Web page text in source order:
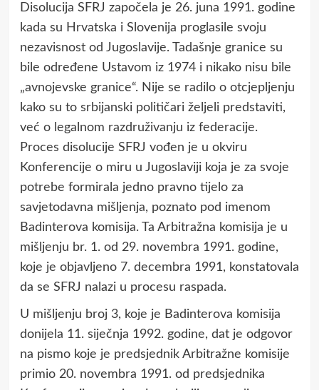
Disolucija SFRJ započela je 26. juna 1991. godine
kada su Hrvatska i Slovenija proglasile svoju
nezavisnost od Jugoslavije. Tadašnje granice su
bile određene Ustavom iz 1974 i nikako nisu bile
„avnojevske granice“. Nije se radilo o otcjepljenju
kako su to srbijanski političari željeli predstaviti,
već o legalnom razdruživanju iz federacije.
Proces disolucije SFRJ vođen je u okviru
Konferencije o miru u Jugoslaviji koja je za svoje
potrebe formirala jedno pravno tijelo za
savjetodavna mišljenja, poznato pod imenom
Badinterova komisija. Ta Arbitražna komisija je u
mišljenju br. 1. od 29. novembra 1991. godine,
koje je objavljeno 7. decembra 1991, konstatovala
da se SFRJ nalazi u procesu raspada.
U mišljenju broj 3, koje je Badinterova komisija
donijela 11. siječnja 1992. godine, dat je odgovor
na pismo koje je predsjednik Arbitražne komisije
primio 20. novembra 1991. od predsjednika